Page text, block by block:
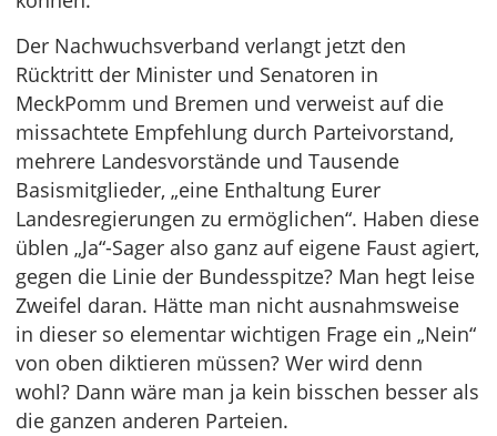
Der Nachwuchsverband verlangt jetzt den
Rücktritt der Minister und Senatoren in
MeckPomm und Bremen und verweist auf die
missachtete Empfehlung durch Parteivorstand,
mehrere Landesvorstände und Tausende
Basismitglieder, „eine Enthaltung Eurer
Landesregierungen zu ermöglichen“. Haben diese
üblen „Ja“-Sager also ganz auf eigene Faust agiert,
gegen die Linie der Bundesspitze? Man hegt leise
Zweifel daran. Hätte man nicht ausnahmsweise
in dieser so elementar wichtigen Frage ein „Nein“
von oben diktieren müssen? Wer wird denn
wohl? Dann wäre man ja kein bisschen besser als
die ganzen anderen Parteien.